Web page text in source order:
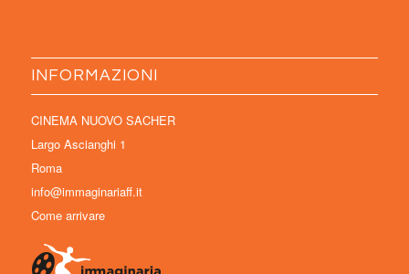
INFORMAZIONI
CINEMA NUOVO SACHER
Largo Ascianghi 1
Roma
info@immaginariaff.it
Come arrivare